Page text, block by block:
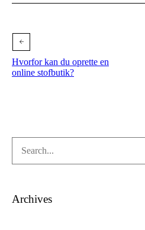
Hvorfor kan du oprette en
online stofbutik?
Archives